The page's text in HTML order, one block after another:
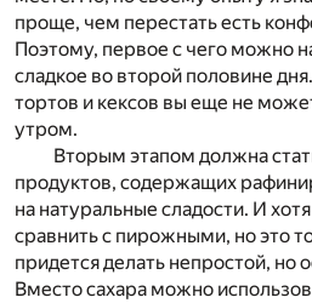
проще, чем перестать есть
Поэтому, первое с чего можно
сладкое во второй половине
тортов и кексов вы еще не
утром.
Вторым этапом должна
продуктов, содержащих
на натуральные сладости. И
сравнить с пирожными, но это
придется делать непростой, но
Вместо сахара можно